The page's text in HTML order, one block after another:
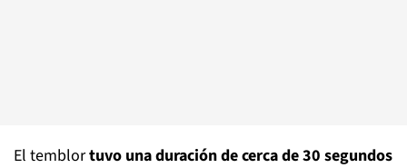
El temblortuvo una duración de cerca de 30 segundos